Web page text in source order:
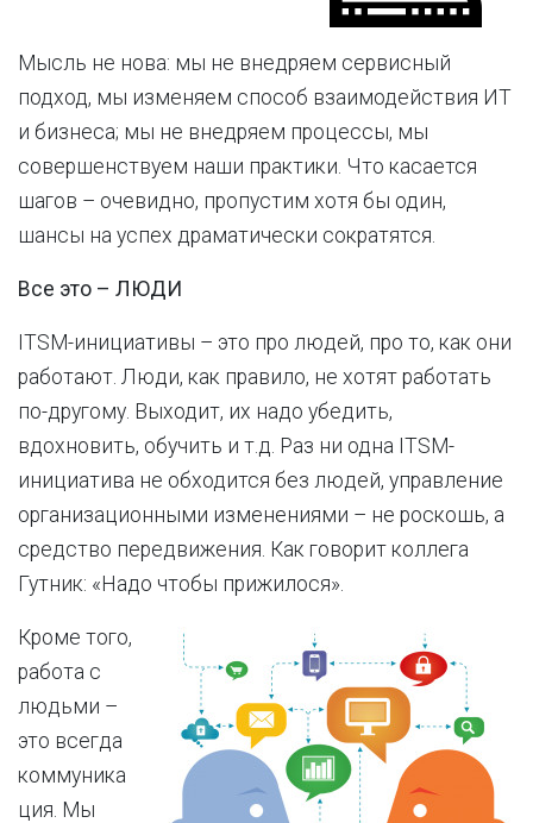
Мысль не нова: мы не внедряем сервисный
подход, мы изменяем способ взаимодействия ИТ
и бизнеса; мы не внедряем процессы, мы
совершенствуем наши практики. Что касается
шагов – очевидно, пропустим хотя бы один,
шансы на успех драматически сократятся.
Все это – ЛЮДИ
ITSM-инициативы – это про людей, про то, как они
работают. Люди, как правило, не хотят работать
по-другому. Выходит, их надо убедить,
вдохновить, обучить и т.д. Раз ни одна ITSM-
инициатива не обходится без людей, управление
организационными изменениями – не роскошь, а
средство передвижения. Как говорит коллега
Гутник: «Надо чтобы прижилося».
Кроме того,
работа с
людьми –
это всегда
коммуника
ция. Мы